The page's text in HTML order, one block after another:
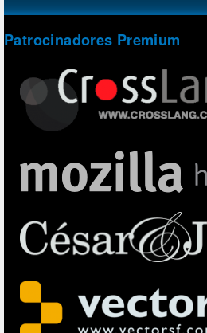
Patrocinadores Premium